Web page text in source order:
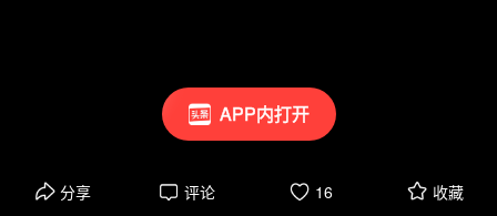
APP内打开
分享 评论 16 收藏